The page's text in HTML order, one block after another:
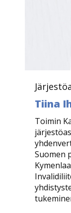
Tiina
Toimin
Suomen